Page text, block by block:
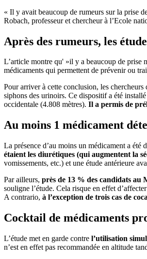
« Il y avait beaucoup de rumeurs sur la prise
Robach, professeur et chercheur à l’Ecole
Après des rumeurs, les
L’article montre qu' »il y a beaucoup de
médicaments qui permettent de prévenir ou
Pour arriver à cette conclusion, les
siphons des urinoirs. Ce dispositif a été
occidentale (4.808 mètres). Il a permis de
Au moins 1 médicament
La présence d’au moins un médicament a
étaient les diurétiques (qui augmentent la
vomissements, etc.) et une étude antérieure
Par ailleurs, près de 13 % des candidats au
souligne l’étude. Cela risque en effet
A contrario, à l’exception de trois cas de
Cocktail de médicaments
L’étude met en garde contre l’utilisation
n’est en effet pas recommandée en altitude